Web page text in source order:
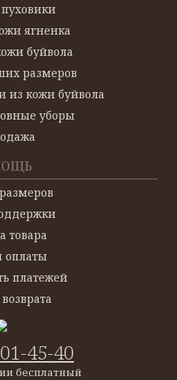
ягненка
буйвола
размеров
из кожи буйвола
уборы
товара
оплаты
платежей
45-40
бесплатный